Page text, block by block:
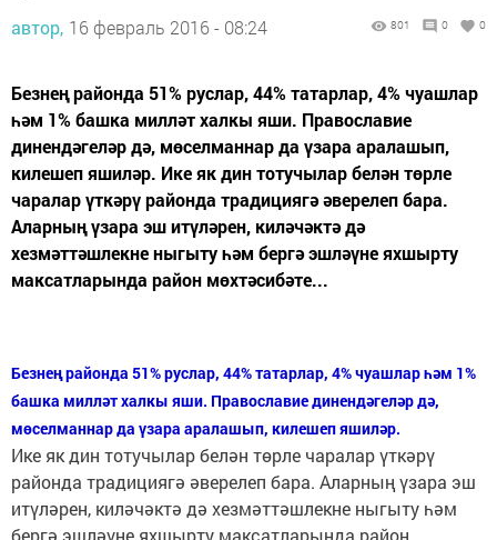
автор, 16 февраль 2016 - 08:24 801 0 0
Безнең районда 51% руслар, 44% татарлар, 4% чуашлар
һәм 1% башка милләт халкы яши. Православие
динендәгеләр дә, мөселманнар да үзара аралашып,
килешеп яшиләр. Ике як дин тотучылар белән төрле
чаралар үткәрү районда традициягә әверелеп бара.
Аларның үзара эш итүләрен, киләчәктә дә
хезмәттәшлекне ныгыту һәм бергә эшләүне яхшырту
максатларында район мөхтәсибәте...
Безнең районда 51% руслар, 44% татарлар, 4% чуашлар һәм 1%
башка милләт халкы яши. Православие динендәгеләр дә,
мөселманнар да үзара аралашып, килешеп яшиләр.
Ике як дин тотучылар белән төрле чаралар үткәрү
районда традициягә әверелеп бара. Аларның үзара эш
итүләрен, киләчәктә дә хезмәттәшлекне ныгыту һәм
бергә эшләүне яхшырту максатларында район